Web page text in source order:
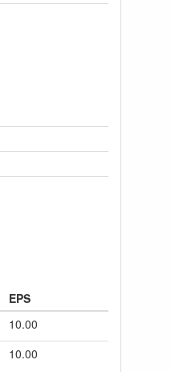
EPS
10.00
10.00